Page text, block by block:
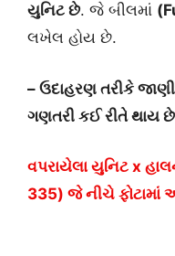
યુનિટ છે. જે બીલમાં
લખેલ હોય છે.
– ઉદાહરણ તરીકે
ગણતરી કઈ રીતે થાય
વપરાયેલા યુનિટ x
335) જે નીચે